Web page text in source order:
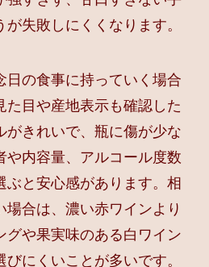
失敗しにくくなります。
日の食事に持っていく場合
た目や産地表示も確認した
がきれいで、瓶に傷が少な
や内容量、アルコール度数
ぶと安心感があります。相
合は、濃い赤ワインより
グや果実味のある白ワイン
にくいことが多いです。